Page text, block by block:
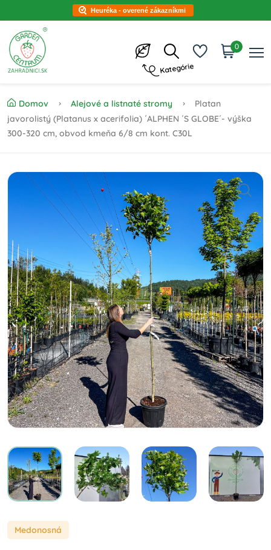
Heuréka - overené zákazníkmi
Kategórie
0
Domov Alejové a listnaté stromy
Platan
javorolistý (Platanus x acerifolia) ´ALPHEN ´S GLOBE´- výška
300-320 cm, obvod kmeňa 6/8 cm kont. C30L
Medonosná